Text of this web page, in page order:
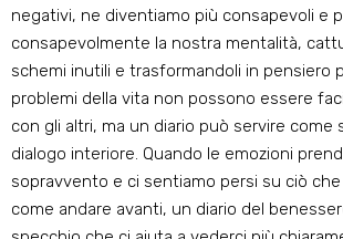
negativi, ne diventiamo più consapevoli e
consapevolmente la nostra mentalità,
schemi inutili e trasformandoli in pensiero
problemi della vita non possono essere
con gli altri, ma un diario può servire come
dialogo interiore. Quando le emozioni
sopravvento e ci sentiamo persi su ciò
come andare avanti, un diario del